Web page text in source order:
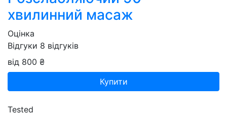
хвилинний масаж
Оцінка
Відгуки 8 відгуків
від 800 ₴
Купити
Tested